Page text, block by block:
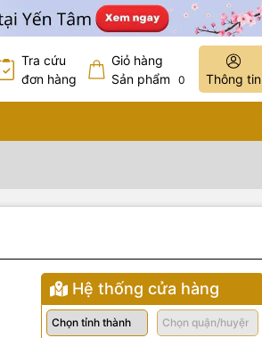
Tra cứu
đơn hàng
Giỏ hàng
Sản phẩm
0 Thông tin
Hệ thống cửa hàng